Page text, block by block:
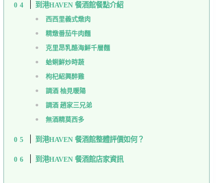
到港HAVEN 餐酒館餐點介紹
西西里義式燉肉
精燉番茄牛肉麵
克里昂乳酪海鮮千層麵
蛤蜊鮮炒時蔬
枸杞紹興醉雞
調酒 柚見暖陽
調酒 趙家三兄弟
無酒精莫西多
到港HAVEN 餐酒館整體評價如何？
到港HAVEN 餐酒館店家資訊